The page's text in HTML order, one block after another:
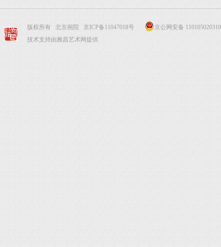
版权所有 北京画院 京ICP备11047018号
京公网安备
技术支持由雅昌艺术网提供